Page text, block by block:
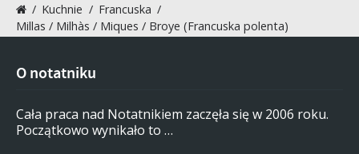
/ Kuchnie / Francuska /
Millas / Milhàs / Miques / Broye (Francuska polenta)
O notatniku
Cała praca nad Notatnikiem zaczęła się w 2006 roku.
Początkowo wynikało to …